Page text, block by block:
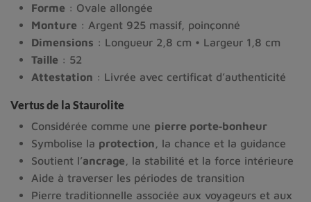
Forme : Ovale allongée
Monture : Argent 925 massif, poinçonné
Dimensions : Longueur 2,8 cm • Largeur 1,8 cm
Taille : 52
Attestation : Livrée avec certificat d’authenticité
Vertus de la Staurolite
Considérée comme une pierre porte‑bonheur
Symbolise la protection , la chance et la guidance
Soutient l’ancrage , la stabilité et la force intérieure
Aide à traverser les périodes de transition
Pierre traditionnelle associée aux voyageurs et aux